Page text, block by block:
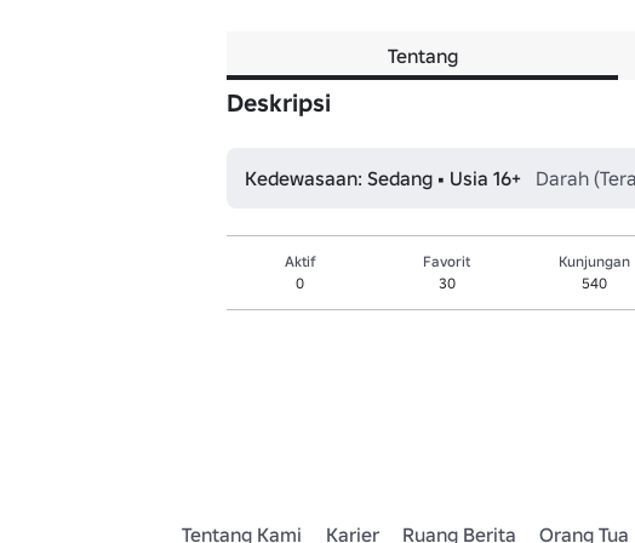
Tentang
Deskripsi
Kedewasaan: Sedang • Usia 16+ Darah
Aktif
0
Favorit
30
Kunjungan
540
Tentang Kami Karier Ruang Berita Orang Tua